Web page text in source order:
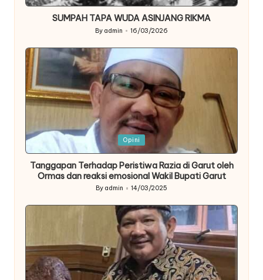
in
SUMPAH TAPA WUDA ASINJANG RIKMA
Posted
By admin 16/03/2026
Posted
in
Opini
Tanggapan Terhadap Peristiwa Razia di Garut oleh
Ormas dan reaksi emosional Wakil Bupati Garut
Posted
by
By admin 14/03/2025